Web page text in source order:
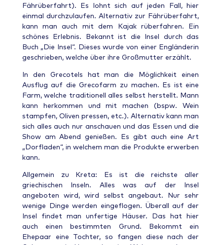
Fährüberfahrt). Es lohnt sich auf jeden Fall, hier
einmal durchzulaufen. Alternativ zur Fährüberfahrt,
kann man auch mit dem Kajak rüberfahren. Ein
schönes Erlebnis. Bekannt ist die Insel durch das
Buch „Die Insel“. Dieses wurde von einer Engländerin
geschrieben, welche über ihre Großmutter erzählt.
In den Grecotels hat man die Möglichkeit einen
Ausflug auf die Grecofarm zu machen. Es ist eine
Farm, welche traditionell alles selbst herstellt. Mann
kann herkommen und mit machen (bspw. Wein
stampfen, Oliven pressen, etc.). Alternativ kann man
sich alles auch nur anschauen und das Essen und die
Show am Abend genießen. Es gibt auch eine Art
„Dorfladen“, in welchem man die Produkte erwerben
kann.
Allgemein zu Kreta: Es ist die reichste aller
griechischen Inseln. Alles was auf der Insel
angeboten wird, wird selbst angebaut. Nur sehr
wenige Dinge werden eingeflogen. Überall auf der
Insel findet man unfertige Häuser. Das hat hier
auch einen bestimmten Grund. Bekommt ein
Ehepaar eine Tochter, so fangen diese nach der